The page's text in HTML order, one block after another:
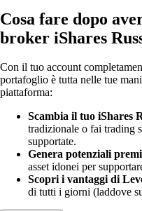
Cosa fare dopo
broker iShares
Con il tuo account
portafoglio è tutta nelle tue
piattaforma:
Scambia il tuo iShares
tradizionale o fai trading
supportate.
Genera potenziali
asset idonei per
Scopri i vantaggi di
di tutti i giorni (laddove